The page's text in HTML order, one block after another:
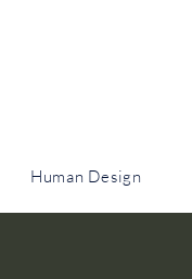
Human Design